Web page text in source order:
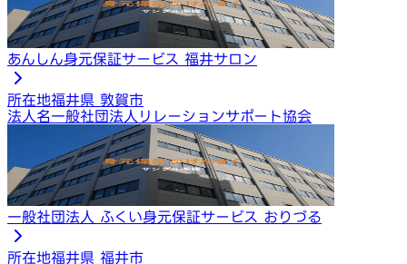
あんしん身元保証サービス 福井サロン
所在地福井県 敦賀市
法人名一般社団法人リレーションサポート協会
一般社団法人 ふくい身元保証サービス おりづる
所在地福井県 福井市